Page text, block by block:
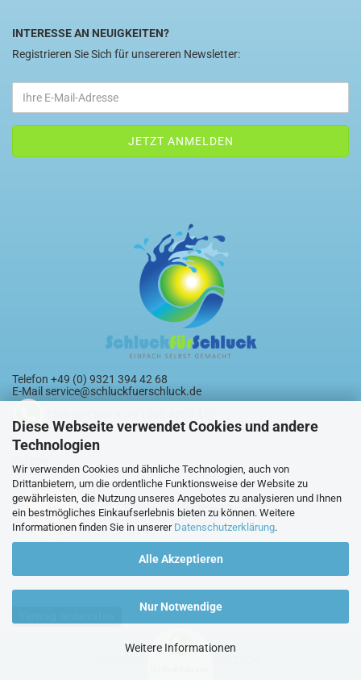
Diese Webseite verwendet Cookies und andere
Technologien
Wir verwenden Cookies und ähnliche Technologien, auch von
Drittanbietern, um die ordentliche Funktionsweise der Website zu
gewährleisten, die Nutzung unseres Angebotes zu analysieren und Ihnen
ein bestmögliches Einkaufserlebnis bieten zu können. Weitere
Informationen finden Sie in unserer Datenschutzerklärung.
Alle Akzeptieren
Nur Notwendige
Weitere Informationen
INTERESSE AN NEUIGKEITEN?
Registrieren Sie Sich für unsereren Newsletter:
Telefon +49 (0) 9321 394 42 68
E-Mailservice@schluckfuerschluck.de